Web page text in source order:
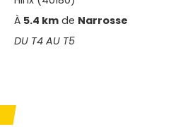
À 5.4 km de Narrosse
DU T4 AU T5